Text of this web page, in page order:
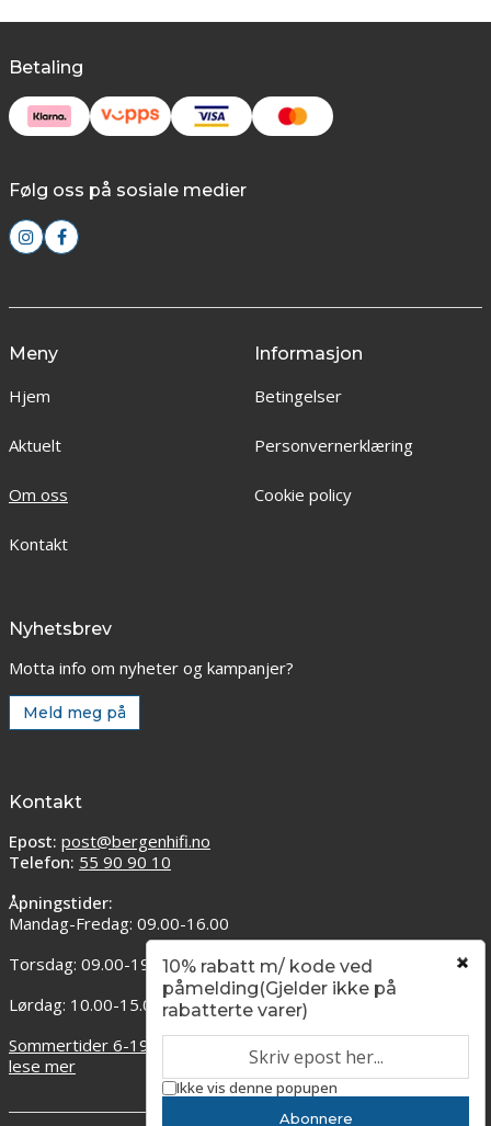
Betaling
Følg oss på sosiale medier
Meny
Hjem
Aktuelt
Om oss
Kontakt
Informasjon
Betingelser
Personvernerklæring
Cookie policy
Nyhetsbrev
Motta info om nyheter og kampanjer?
Meld meg på
Kontakt
Epost: post@bergenhifi.no
Telefon: 55 90 90 10
Åpningstider:
Mandag-Fredag: 09.00-16.00
Torsdag: 09.00-19.00
Lørdag: 10.00-15.00
Sommertider 6-19 juli. Åpent 11:00 til 15:00. Klikk her for og
lese mer
10% rabatt m/ kode ved
påmelding(Gjelder ikke på
rabatterte varer)
Ikke vis denne popupen
Abonnere